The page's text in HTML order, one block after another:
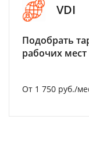
VDI
Подобрать
рабочих мест
От 1 750 руб./